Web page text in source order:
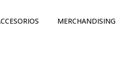
MERCHANDISING